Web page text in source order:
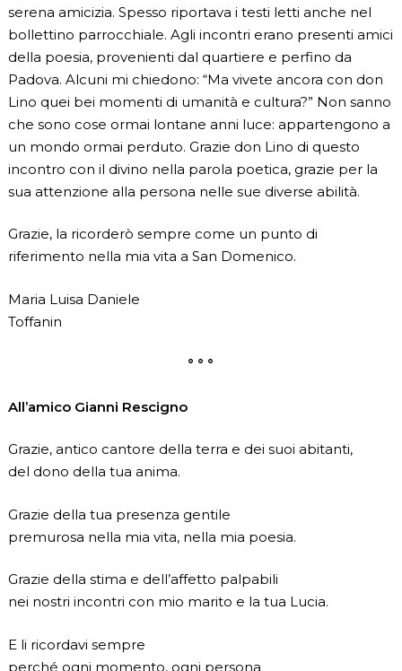
serena amicizia. Spesso riportava i testi letti anche nel
bollettino parrocchiale. Agli incontri erano presenti amici
della poesia, provenienti dal quartiere e perfino da
Padova. Alcuni mi chiedono: “Ma vivete ancora con don
Lino quei bei momenti di umanità e cultura?” Non sanno
che sono cose ormai lontane anni luce: appartengono a
un mondo ormai perduto. Grazie don Lino di questo
incontro con il divino nella parola poetica, grazie per la
sua attenzione alla persona nelle sue diverse abilità.
Grazie, la ricorderò sempre come un punto di
riferimento nella mia vita a San Domenico.
Maria Luisa Daniele
Toffanin
° ° °
All’amico Gianni Rescigno
Grazie, antico cantore della terra e dei suoi abitanti,
del dono della tua anima.
Grazie della tua presenza gentile
premurosa nella mia vita, nella mia poesia.
Grazie della stima e dell’affetto palpabili
nei nostri incontri con mio marito e la tua Lucia.
E li ricordavi sempre
perché ogni momento, ogni persona